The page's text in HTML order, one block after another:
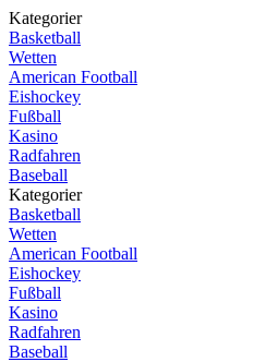
Kategorier
Basketball
Wetten
American Football
Eishockey
Fußball
Kasino
Radfahren
Baseball
Kategorier
Basketball
Wetten
American Football
Eishockey
Fußball
Kasino
Radfahren
Baseball